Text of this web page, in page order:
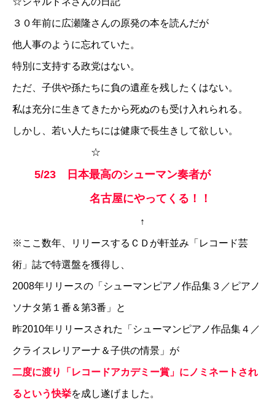
３０年前に広瀬隆さんの原発の本を読んだが
他人事のように忘れていた。
特別に支持する政党はない。
ただ、子供や孫たちに負の遺産を残したくはない。
私は充分に生きてきたから死ぬのも受け入れられる。
しかし、若い人たちには健康で長生きして欲しい。
☆
5/23 日本最高のシューマン奏者が
名古屋にやってくる！！
↑
※ここ数年、リリースするＣＤが軒並み「レコード芸
術」誌で特選盤を獲得し、
2008年リリースの「シューマンピアノ作品集３／ピアノ
ソナタ第１番＆第3番」と
昨2010年リリースされた「シューマンピアノ作品集４／
クライスレリアーナ＆子供の情景」が
二度に渡り「レコードアカデミー賞」にノミネートされ
るという快挙を成し遂げました。